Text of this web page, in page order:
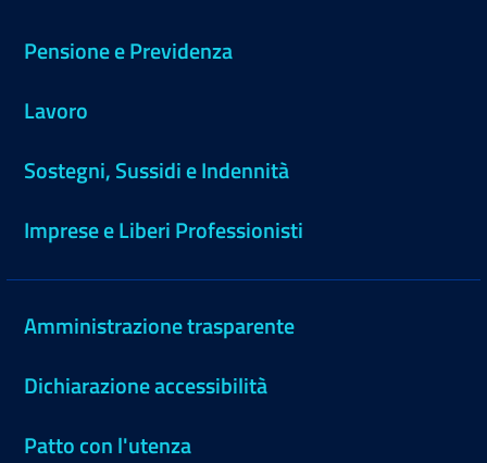
Pensione e Previdenza
Lavoro
Sostegni, Sussidi e Indennità
Imprese e Liberi Professionisti
Amministrazione trasparente
Dichiarazione accessibilità
Patto con l'utenza